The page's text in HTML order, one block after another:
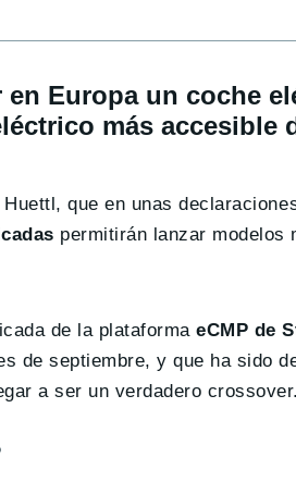
Europa un coche
más accesible
que en unas
permitirán lanzar modelos
de la plataforma eCMP de
de septiembre, y que ha sido
a ser un verdadero crossover.